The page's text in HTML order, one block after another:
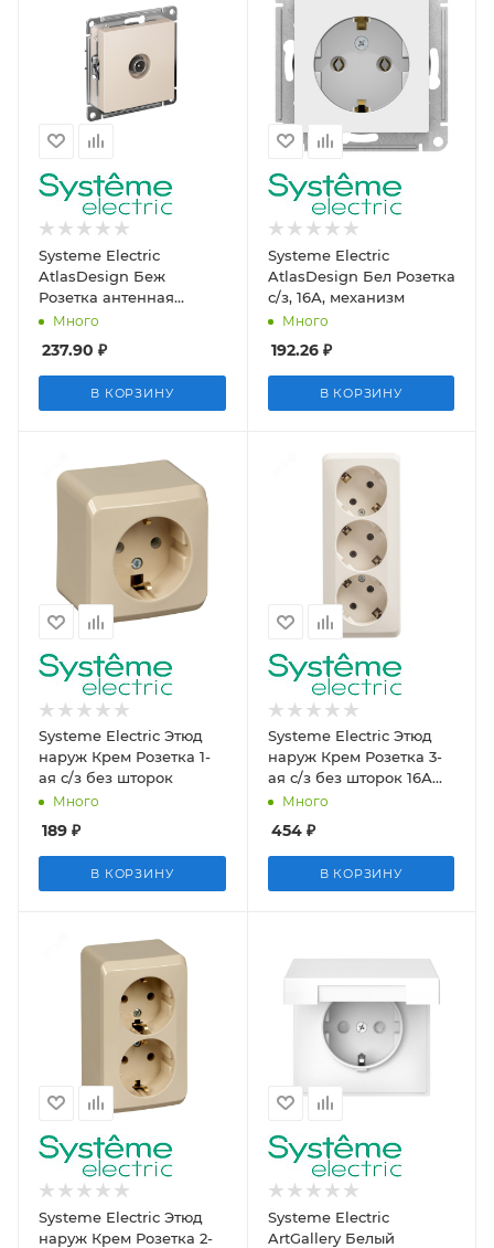
Systeme Electric
AtlasDesign Беж
Розетка антенная
одиночная TV
Много
237.90 ₽
В КОРЗИНУ
Systeme Electric
AtlasDesign Бел Розетка
с/з, 16А, механизм
Много
192.26₽
В КОРЗИНУ
Systeme Electric Этюд
наруж Крем Розетка 1-
ая с/з без шторок
Много
189 ₽
В КОРЗИНУ
Systeme Electric Этюд
наруж Крем Розетка 3-
ая с/з без шторок 16А
250BМного
454₽
В КОРЗИНУ
Systeme Electric Этюд
наруж Крем Розетка 2-
Systeme Electric
ArtGallery Белый